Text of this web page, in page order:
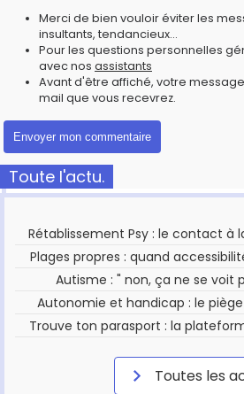
Merci de bien vouloir éviter les
insultants, tendancieux...
Pour les questions personnelles
avec nos assistants
Avant d'être affiché, votre
mail que vous recevrez.
Toute l'actu.
Rétablissement Psy : le contact à
Plages propres : quand
Autisme : " non, ça ne se voit
Autonomie et handicap : le
Trouve ton parasport : la
Toutes les